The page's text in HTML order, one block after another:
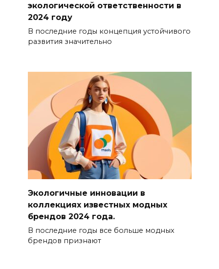
экологической ответственности в
2024 году
В последние годы концепция устойчивого
развития значительно
Экологичные инновации в
коллекциях известных модных
брендов 2024 года.
В последние годы все больше модных
брендов признают